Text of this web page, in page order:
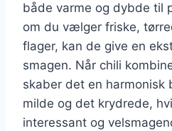
både varme og dybde til
om du vælger friske,
flager, kan de give en
smagen. Når chili
skaber det en harmonisk
milde og det krydrede,
interessant og